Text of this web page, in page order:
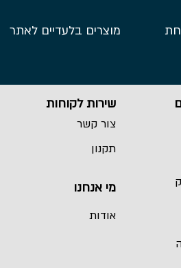
שירות לקוחות
צור קשר
תקנון
מי אנחנו
אודות
מוצרים בלעדיים לאתר